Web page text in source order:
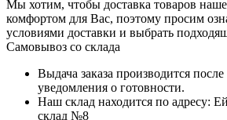
Мы хотим, чтобы доставка товаров
комфортом для Вас, поэтому просим
условиями доставки и выбрать
Самовывоз со склада
Выдача заказа производится
уведомления о готовности.
Наш склад находится по адресу:
склад №8